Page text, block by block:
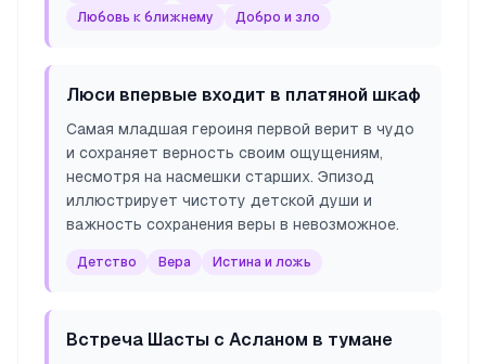
Любовь к ближнему
Добро и зло
Люси впервые входит в платяной шкаф
Самая младшая героиня первой верит в чудо
и сохраняет верность своим ощущениям,
несмотря на насмешки старших. Эпизод
иллюстрирует чистоту детской души и
важность сохранения веры в невозможное.
Детство Вера Истина и ложь
Встреча Шасты с Асланом в тумане